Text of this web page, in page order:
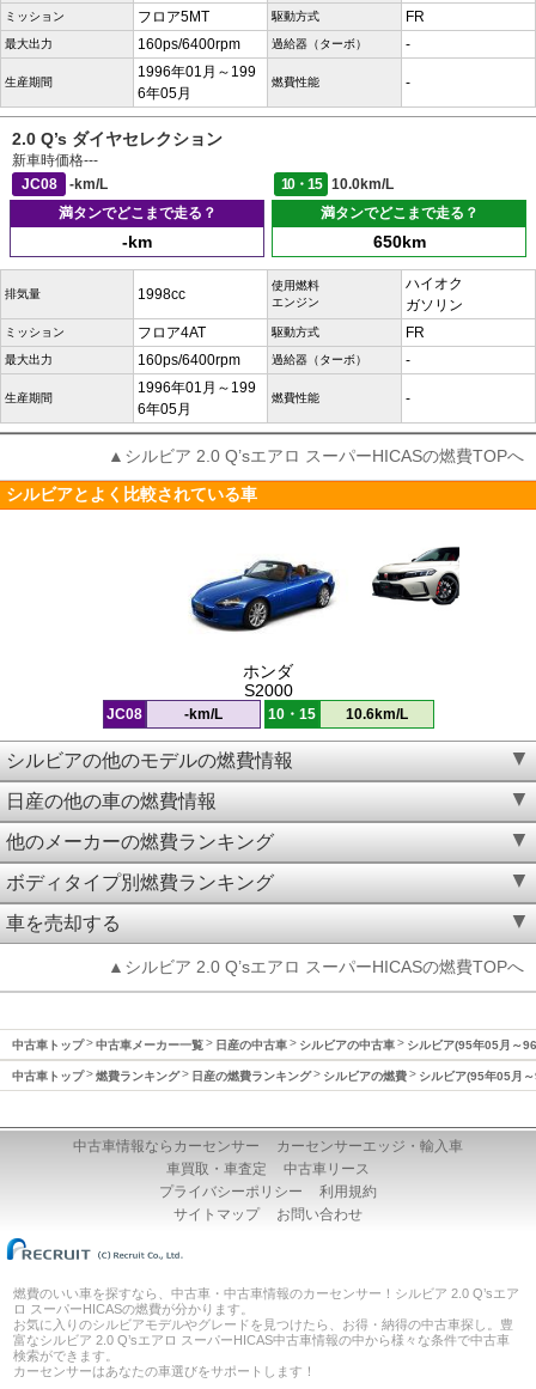
ミッション フロア5MT 駆動方式 FR
最大出力 160ps/6400rpm 過給器（ターボ） -
生産期間
1996年01月～199
6年05月
燃費性能 -
2.0 Q’s ダイヤセレクション
新車時価格---
JC08
-km/L 10・15
10.0km/L
満タンでどこまで走る？
-km
満タンでどこまで走る？
650km
排気量 1998cc
使用燃料
エンジン
ハイオク
ガソリン
ミッション フロア4AT 駆動方式 FR
最大出力 160ps/6400rpm 過給器（ターボ） -
生産期間
1996年01月～199
6年05月
燃費性能 -
▲シルビア 2.0 Q’sエアロ スーパーHICASの燃費TOPへ
シルビアとよく比較されている車
ホンダ
S2000
JC08 -km/L 10・15 10.6km/L
シルビアの他のモデルの燃費情報
日産の他の車の燃費情報
他のメーカーの燃費ランキング
ボディタイプ別燃費ランキング
車を売却する
▲シルビア 2.0 Q’sエアロ スーパーHICASの燃費TOPへ
中古車トップ 中古車メーカー一覧 日産の中古車 シルビアの中古車 シルビア(95年05月～
中古車トップ 燃費ランキング 日産の燃費ランキング シルビアの燃費 シルビア(95年05月
中古車情報ならカーセンサー
カーセンサーエッジ・輸入車
車買取・車査定
中古車リース
プライバシーポリシー
利用規約
サイトマップ
お問い合わせ
燃費のいい車を探すなら、中古車・中古車情報のカーセンサー！シルビア 2.0 Q’sエア
ロ スーパーHICASの燃費が分かります。
お気に入りのシルビアモデルやグレードを見つけたら、お得・納得の中古車探し。豊
富なシルビア 2.0 Q’sエアロ スーパーHICAS中古車情報の中から様々な条件で中古車
検索ができます。
カーセンサーはあなたの車選びをサポートします！